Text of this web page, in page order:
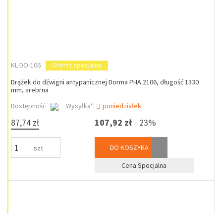
KL-DO-106
Oferta specjalna
Drążek do dźwigni antypanicznej Dorma PHA 2106, długość 1330
mm, srebrna
Dostępność
Wysyłka*: poniedziałek
87,74 zł
szt
107,92 zł 23%
DO KOSZYKA
Cena Specjalna